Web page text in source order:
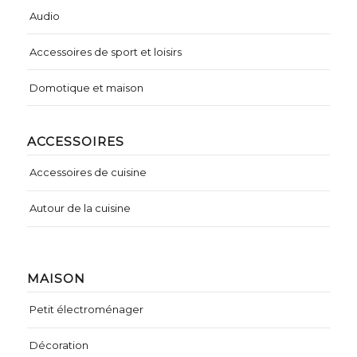
MAISON
Petit électroménager
Décoration
Audio
Accessoires de sport et loisirs
Domotique et maison
ACCESSOIRES
Accessoires de cuisine
Autour de la cuisine